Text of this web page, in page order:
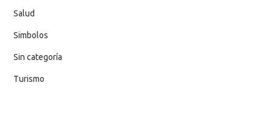
Salud
Simbolos
Sin categoría
Turismo